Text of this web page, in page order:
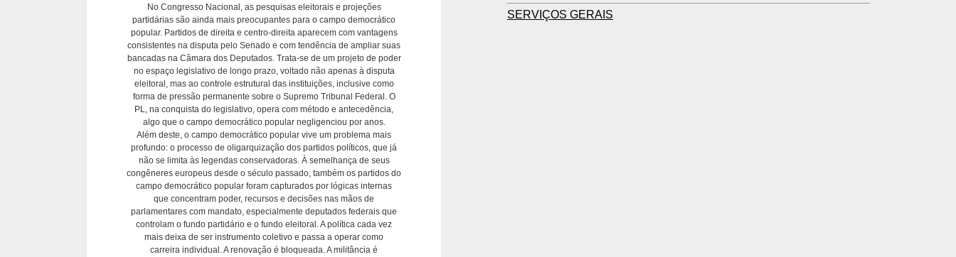
No Congresso Nacional, as pesquisas eleitorais e projeções
partidárias são ainda mais preocupantes para o campo democrático
popular. Partidos de direita e centro-direita aparecem com vantagens
consistentes na disputa pelo Senado e com tendência de ampliar suas
bancadas na Câmara dos Deputados. Trata-se de um projeto de poder
no espaço legislativo de longo prazo, voltado não apenas à disputa
eleitoral, mas ao controle estrutural das instituições, inclusive como
forma de pressão permanente sobre o Supremo Tribunal Federal. O
PL, na conquista do legislativo, opera com método e antecedência,
algo que o campo democrático popular negligenciou por anos.
Além deste, o campo democrático popular vive um problema mais
profundo: o processo de oligarquização dos partidos políticos, que já
não se limita às legendas conservadoras. À semelhança de seus
congêneres europeus desde o século passado, também os partidos do
campo democrático popular foram capturados por lógicas internas
que concentram poder, recursos e decisões nas mãos de
parlamentares com mandato, especialmente deputados federais que
controlam o fundo partidário e o fundo eleitoral. A política cada vez
mais deixa de ser instrumento coletivo e passa a operar como
carreira individual. A renovação é bloqueada. A militância é
SERVIÇOS GERAIS